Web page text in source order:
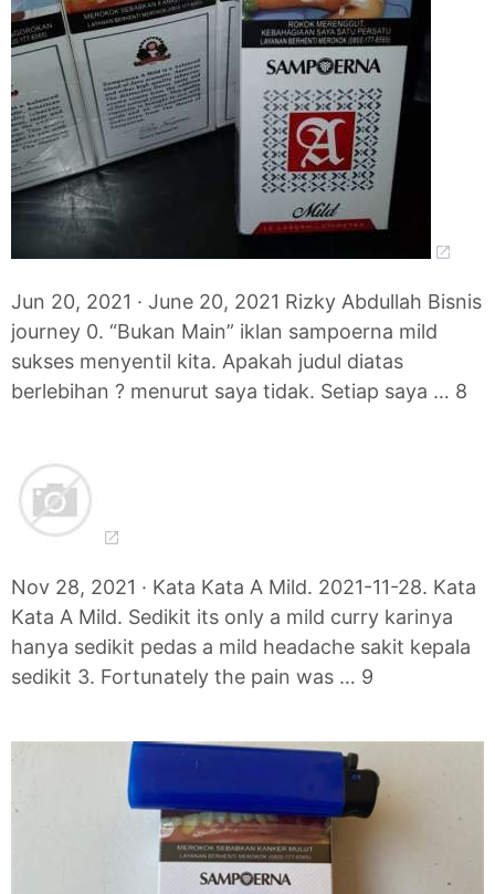
Jun 20, 2021 · June 20, 2021 Rizky Abdullah Bisnis
journey 0. “Bukan Main” iklan sampoerna mild
sukses menyentil kita. Apakah judul diatas
berlebihan ? menurut saya tidak. Setiap saya … 8
Nov 28, 2021 · Kata Kata A Mild. 2021-11-28. Kata
Kata A Mild. Sedikit its only a mild curry karinya
hanya sedikit pedas a mild headache sakit kepala
sedikit 3. Fortunately the pain was … 9